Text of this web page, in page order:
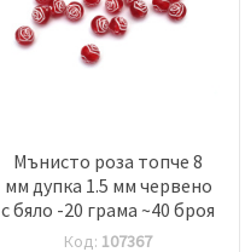
Мънисто роза топче 8
мм дупка 1.5 мм червено
с бяло -20 грама ~40 броя
Код: 107367